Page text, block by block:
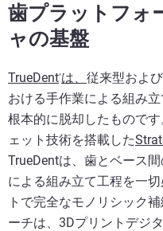
歯プラットフォ
ャの基盤
TrueDent® は、 従来型およ
おける手作業による組み
根本的に脱却したものです
ェット技術を搭載した
TrueDentは、歯とベース
による組み立て工程を一
トで完全なモノリシック
ーチは、3Dプリントデジ